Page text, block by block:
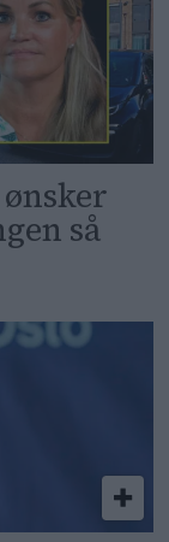
så